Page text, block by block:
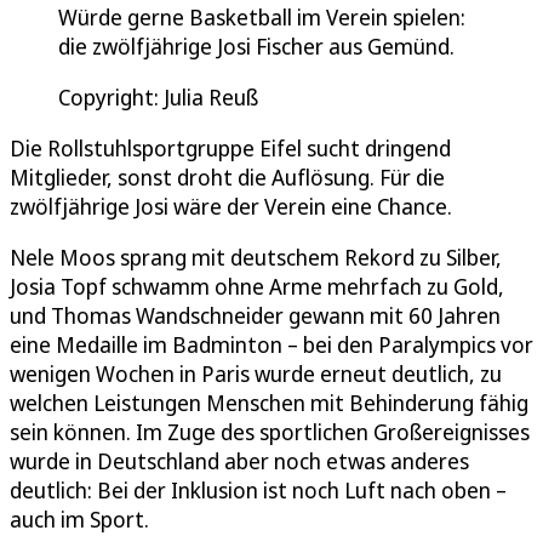
Würde gerne Basketball im Verein spielen:
die zwölfjährige Josi Fischer aus Gemünd.
Copyright: Julia Reuß
Die Rollstuhlsportgruppe Eifel sucht dringend
Mitglieder, sonst droht die Auflösung. Für die
zwölfjährige Josi wäre der Verein eine Chance.
Nele Moos sprang mit deutschem Rekord zu Silber,
Josia Topf schwamm ohne Arme mehrfach zu Gold,
und Thomas Wandschneider gewann mit 60 Jahren
eine Medaille im Badminton – bei den Paralympics vor
wenigen Wochen in Paris wurde erneut deutlich, zu
welchen Leistungen Menschen mit Behinderung fähig
sein können. Im Zuge des sportlichen Großereignisses
wurde in Deutschland aber noch etwas anderes
deutlich: Bei der Inklusion ist noch Luft nach oben –
auch im Sport.